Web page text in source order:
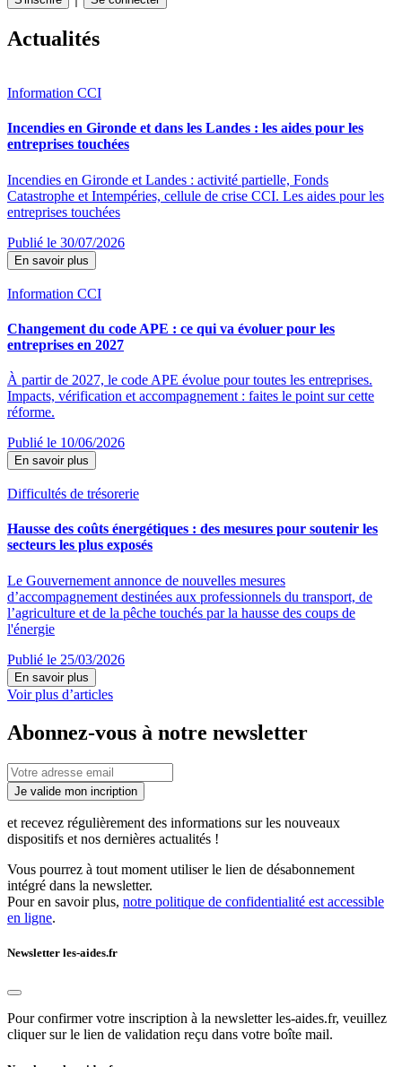
Actualités
Information CCI
Incendies en Gironde et dans les Landes : les aides pour les
entreprises touchées
Incendies en Gironde et Landes : activité partielle, Fonds
Catastrophe et Intempéries, cellule de crise CCI. Les aides pour les
entreprises touchées
Publié le 30/07/2026
En savoir plus
Information CCI
Changement du code APE : ce qui va évoluer pour les
entreprises en 2027
À partir de 2027, le code APE évolue pour toutes les entreprises.
Impacts, vérification et accompagnement : faites le point sur cette
réforme.
Publié le 10/06/2026
En savoir plus
Difficultés de trésorerie
Hausse des coûts énergétiques : des mesures pour soutenir les
secteurs les plus exposés
Le Gouvernement annonce de nouvelles mesures
d’accompagnement destinées aux professionnels du transport, de
l’agriculture et de la pêche touchés par la hausse des coups de
l'énergie
Publié le 25/03/2026
En savoir plus
Voir plus d’articles
Abonnez-vous à notre newsletter
Je valide mon incription
et recevez régulièrement des informations sur les nouveaux
dispositifs et nos dernières actualités !
Vous pourrez à tout moment utiliser le lien de désabonnement
intégré dans la newsletter.
Pour en savoir plus, notre politique de confidentialité est accessible
en ligne.
Newsletter les-aides.fr
Pour confirmer votre inscription à la newsletter les-aides.fr, veuillez
cliquer sur le lien de validation reçu dans votre boîte mail.